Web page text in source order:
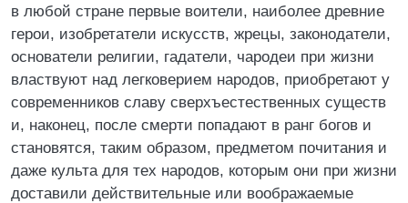
в любой стране первые воители, наиболее древние
герои, изобретатели искусств, жрецы, законодатели,
основатели религии, гадатели, чародеи при жизни
властвуют над легковерием народов, приобретают у
современников славу сверхъестественных существ
и, наконец, после смерти попадают в ранг богов и
становятся, таким образом, предметом почитания и
даже культа для тех народов, которым они при жизни
доставили действительные или воображаемые